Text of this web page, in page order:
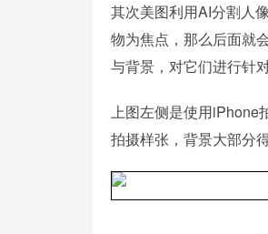
其次美图利用AI分割人
物为焦点，那么后面就
与背景，对它们进行针
上图左侧是使用iPhone
拍摄样张，背景大部分